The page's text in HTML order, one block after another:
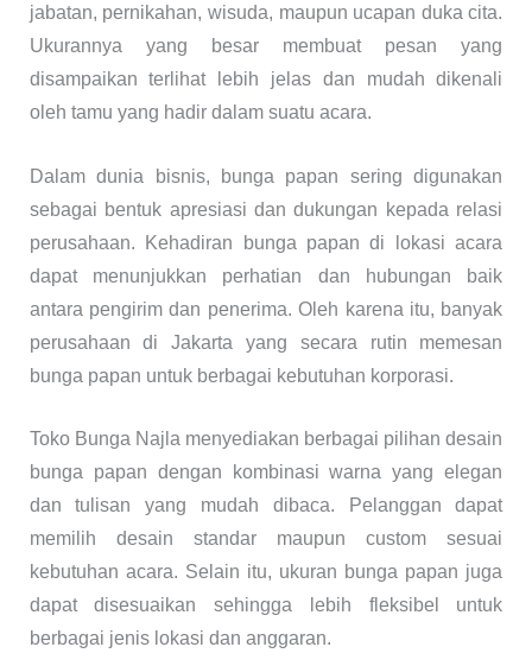
jabatan, pernikahan, wisuda, maupun ucapan duka cita.
Ukurannya yang besar membuat pesan yang
disampaikan terlihat lebih jelas dan mudah dikenali
oleh tamu yang hadir dalam suatu acara.
Dalam dunia bisnis, bunga papan sering digunakan
sebagai bentuk apresiasi dan dukungan kepada relasi
perusahaan. Kehadiran bunga papan di lokasi acara
dapat menunjukkan perhatian dan hubungan baik
antara pengirim dan penerima. Oleh karena itu, banyak
perusahaan di Jakarta yang secara rutin memesan
bunga papan untuk berbagai kebutuhan korporasi.
Toko Bunga Najla menyediakan berbagai pilihan desain
bunga papan dengan kombinasi warna yang elegan
dan tulisan yang mudah dibaca. Pelanggan dapat
memilih desain standar maupun custom sesuai
kebutuhan acara. Selain itu, ukuran bunga papan juga
dapat disesuaikan sehingga lebih fleksibel untuk
berbagai jenis lokasi dan anggaran.